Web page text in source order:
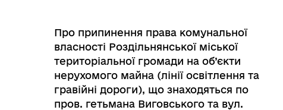
Графіки прийому громадян
Про припинення права комунальної
власності Роздільнянської міської
територіальної громади на об’єкти
нерухомого майна (лінії освітлення та
гравійні дороги), що знаходяться по
пров. гетьмана Виговського та вул.